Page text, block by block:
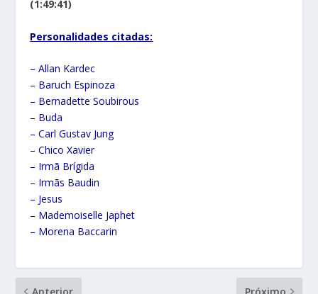
(1:49:41)
Personalidades citadas:
– Allan Kardec
– Baruch Espinoza
– Bernadette Soubirous
– Buda
– Carl Gustav Jung
– Chico Xavier
– Irmã Brígida
– Irmãs Baudin
– Jesus
– Mademoiselle Japhet
– Morena Baccarin